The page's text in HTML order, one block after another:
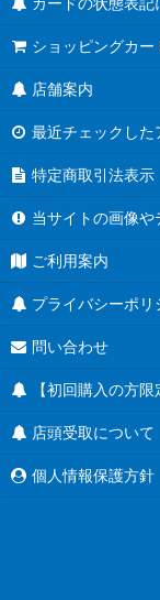
ショッピングカー
店舗案内
最近チェックした
特定商取引法表示
当サイトの画像
ご利用案内
プライバシーポリ
問い合わせ
【初回購入の方
店頭受取について
個人情報保護方針